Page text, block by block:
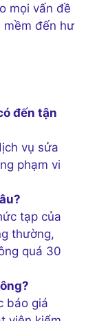
mọi vấn đề
mềm đến hư
đến tận
vụ sửa
phạm vi
tạp của
thường,
quá 30
báo giá